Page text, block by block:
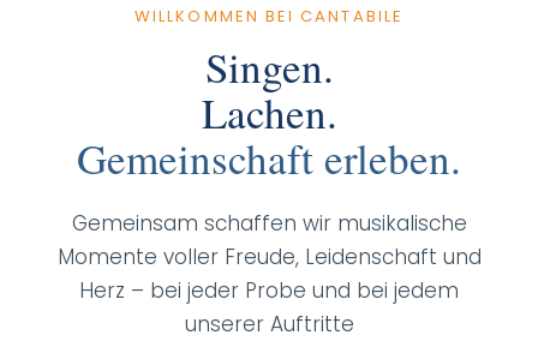
WILLKOMMEN BEI CANTABILE
Singen.
Lachen.
Gemeinschaft erleben.
Gemeinsam schaffen wir musikalische
Momente voller Freude, Leidenschaft und
Herz – bei jeder Probe und bei jedem
unserer Auftritte